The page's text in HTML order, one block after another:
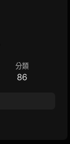
分類
86